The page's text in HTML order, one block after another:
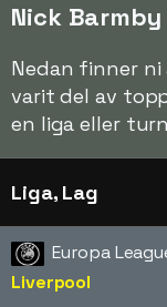
Nick
Nedan finner
varit del av
en liga eller
Liga, Lag
Europa
Liverpool